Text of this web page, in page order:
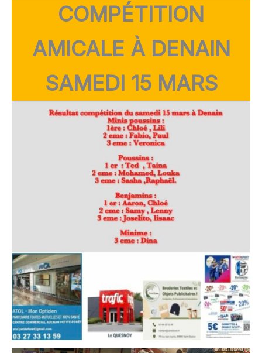
COMPÉTITION
AMICALE À DENAIN
SAMEDI 15 MARS